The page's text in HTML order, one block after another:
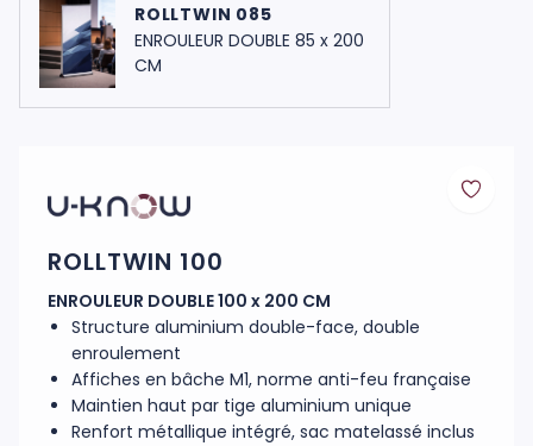
ROLLTWIN 085
ENROULEUR DOUBLE 85 x 200
CM
ROLLTWIN 100
ENROULEUR DOUBLE 100 x 200 CM
Structure aluminium double-face, double
enroulement
Affiches en bâche M1, norme anti-feu française
Maintien haut par tige aluminium unique
Renfort métallique intégré, sac matelassé inclus